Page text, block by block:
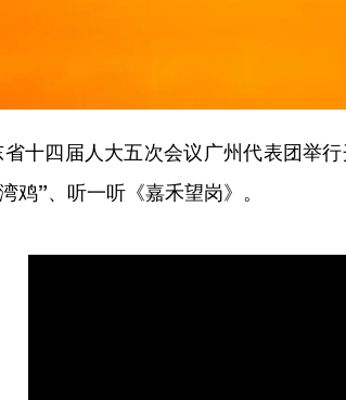
四届人大五次会议广州代表团举行
鸡”、听一听《嘉禾望岗》 。